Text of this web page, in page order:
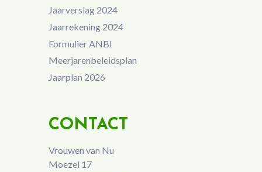
Jaarverslag 2024
Jaarrekening 2024
Formulier ANBI
Meerjarenbeleidsplan
Jaarplan 2026
CONTACT
Vrouwen van Nu
Moezel 17